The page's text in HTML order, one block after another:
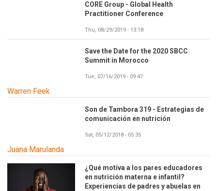
CORE Group - Global Health
Practitioner Conference
Thu, 08/29/2019 - 13:18
Save the Date for the 2020 SBCC
Summit in Morocco
Tue, 07/16/2019 - 09:47
Warren Feek
Son de Tambora 319 - Estrategias de
comunicación en nutrición
Sat, 05/12/2018 - 05:35
Juana Marulanda
¿Qué motiva a los pares educadores
en nutrición materna e infantil?
Experiencias de padres y abuelas en